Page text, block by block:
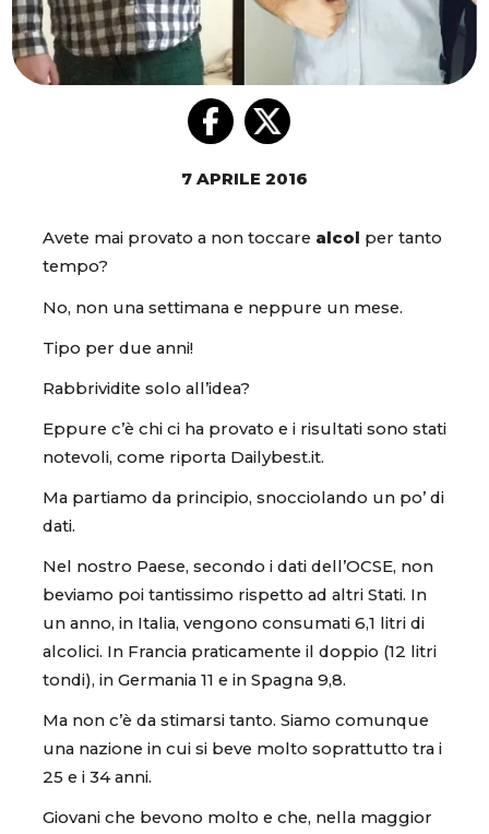
7 APRILE 2016
Avete mai provato a non toccare alcol
per tanto
tempo?
No, non una settimana e neppure un mese.
Tipo per due anni!
Rabbrividite solo all’idea?
Eppure c’è chi ci ha provato e i risultati sono stati
notevoli, come riporta Dailybest.it.
Ma partiamo da principio, snocciolando un po’ di
dati.
Nel nostro Paese, secondo i dati dell’OCSE, non
beviamo poi tantissimo rispetto ad altri Stati. In
un anno, in Italia, vengono consumati 6,1 litri di
alcolici. In Francia praticamente il doppio (12 litri
tondi), in Germania 11 e in Spagna 9,8.
Ma non c’è da stimarsi tanto. Siamo comunque
una nazione in cui si beve molto soprattutto tra i
25 e i 34 anni.
Giovani che bevono molto e che, nella maggior